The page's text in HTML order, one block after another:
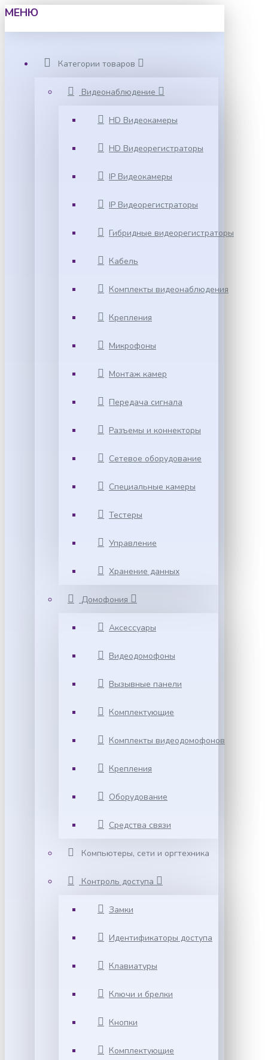
МЕНЮ
Категории товаров
Видеонаблюдение
HD Видеокамеры
HD Видеорегистраторы
IP Видеокамеры
IP Видеорегистраторы
Гибридные видеорегистраторы
Кабель
Комплекты видеонаблюдения
Крепления
Микрофоны
Монтаж камер
Передача сигнала
Разъемы и коннекторы
Сетевое оборудование
Специальные камеры
Тестеры
Управление
Хранение данных
Домофония
Аксессуары
Видеодомофоны
Вызывные панели
Комплектующие
Комплекты видеодомофонов
Крепления
Оборудование
Средства связи
Компьютеры, сети и оргтехника
Контроль доступа
Замки
Идентификаторы доступа
Клавиатуры
Ключи и брелки
Кнопки
Комплектующие